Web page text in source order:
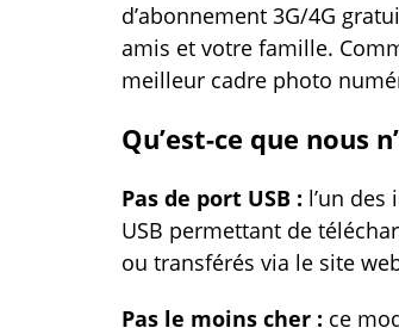
d’abonnement 3G/4G
amis et votre famille.
meilleur cadre photo
Qu’est-ce que nous
Pas de port USB : l’un
USB permettant de
ou transférés via le site
Pas le moins cher : ce